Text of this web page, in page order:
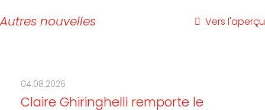
Vers l'aperçu
Autres nouvelles
04.08.2026
Claire Ghiringhelli remporte le